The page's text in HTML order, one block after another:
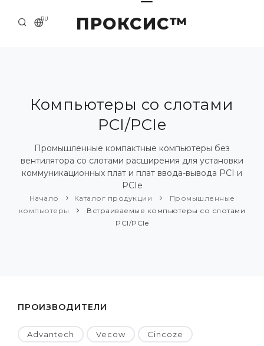
ПРОКСИС™
RU
О КОМПАНИИ
ПРИМЕРЫ И РЕШЕНИЯ
КАТАЛОГ ПРОДУКЦИИ
ПРЕСС-ЦЕНТР
Компьютеры со слотами
PCI/PCIe
Промышленные компактные компьютеры без
вентилятора со слотами расширения для установки
коммуникационных плат и плат ввода-вывода PCI и
PCIe
Начало Каталог продукции
Промышленные
компьютеры
Встраиваемые компьютеры со слотами
PCI/PCIe
ПРОИЗВОДИТЕЛИ
Advantech Vecow Cincoze